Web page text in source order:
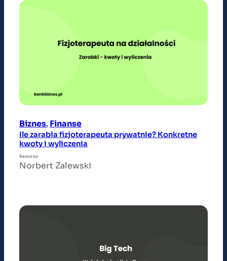
Biznes, Finanse
Ile zarabia fizjoterapeuta prywatnie? Konkretne
kwoty i wyliczenia
Redaktor
Norbert Zalewski